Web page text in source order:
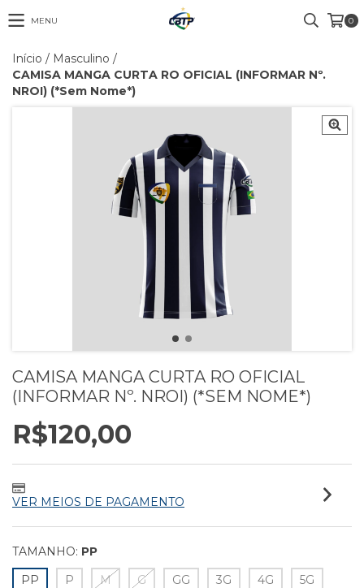
MENU 0
Início / Masculino /
CAMISA MANGA CURTA RO OFICIAL (INFORMAR Nº.
NROI) (*Sem Nome*)
CAMISA MANGA CURTA RO OFICIAL
(INFORMAR Nº. NROI) (*SEM NOME*)
R$120,00
VER MEIOS DE PAGAMENTO
TAMANHO: PP
PP
P M G GG 3G 4G 5G